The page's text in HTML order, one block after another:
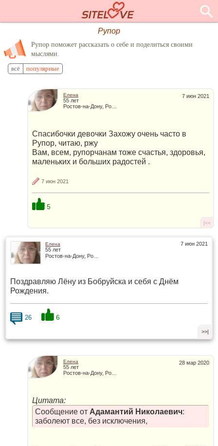
Рупор
Рупор поможет рассказать о себе и поделиться своими
мыслями.
всё популярные
7 июн 2021
Елена
55 лет
Ростов-на-Дону, Россия
Спасибочки девочки Захожу очень часто в
Рупор, читаю, ржу
Вам, всем, рупорчанам тоже счастья, здоровья,
маленьких и больших радостей .
7 июн 2021
5
|<<
7 июн 2021
Елена
55 лет
Ростов-на-Дону, Россия
Поздравляю Лёну из Бобруйска и себя с Днём
Рождения.
26 6
>>|
28 мар 2020
Елена
55 лет
Цитата:
Сообщение от Адамантий Николаевич:
заболеют все, без исключения,